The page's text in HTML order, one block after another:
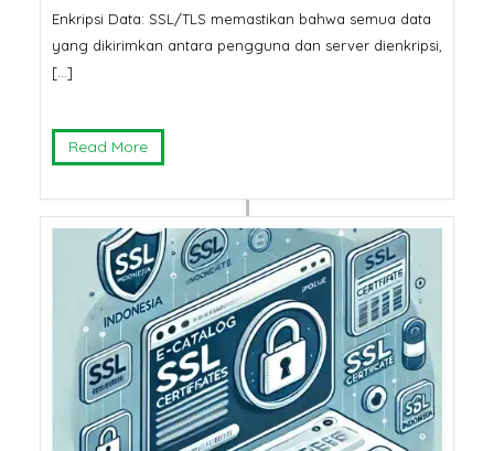
Enkripsi Data: SSL/TLS memastikan bahwa semua data
yang dikirimkan antara pengguna dan server dienkripsi,
[…]
Read More